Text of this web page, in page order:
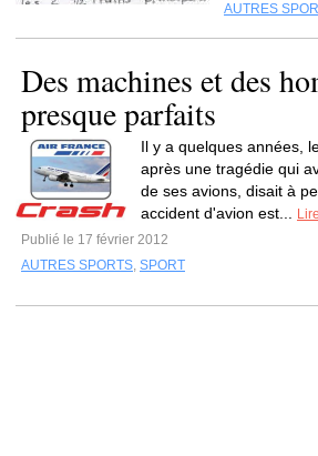
AUTRES
Des machines et des
presque parfaits
Il y a quelques années,
après une tragédie qui
de ses avions, disait à
accident d'avion est...
Publié le 17 février 2012
AUTRES SPORTS, SPORT